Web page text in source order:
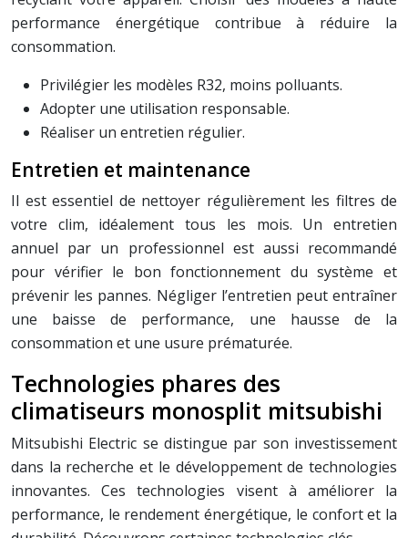
performance énergétique contribue à réduire la
consommation.
Privilégier les modèles R32, moins polluants.
Adopter une utilisation responsable.
Réaliser un entretien régulier.
Entretien et maintenance
Il est essentiel de nettoyer régulièrement les filtres de
votre clim, idéalement tous les mois. Un entretien
annuel par un professionnel est aussi recommandé
pour vérifier le bon fonctionnement du système et
prévenir les pannes. Négliger l’entretien peut entraîner
une baisse de performance, une hausse de la
consommation et une usure prématurée.
Technologies phares des
climatiseurs monosplit mitsubishi
Mitsubishi Electric se distingue par son investissement
dans la recherche et le développement de technologies
innovantes. Ces technologies visent à améliorer la
performance, le rendement énergétique, le confort et la